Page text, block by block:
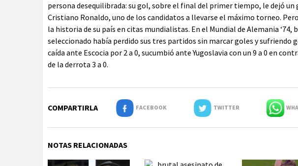
persona desequilibrada: su gol, sobre el final del primer tiempo, le dejó
Cristiano Ronaldo, uno de los candidatos a llevarse el máximo torneo.
la historia de su país en citas mundialistas. En el Mundial de Alemania ‘74,
seleccionado había perdido sus tres partidos sin marcar goles y sufriendo
caída ante Escocia por 2 a 0, sucumbió ante Yugoslavia con un 9 a 0 en
de la derrota 3 a 0.
COMPARTIRLA FACEBOOK TWITTER
NOTAS RELACIONADAS